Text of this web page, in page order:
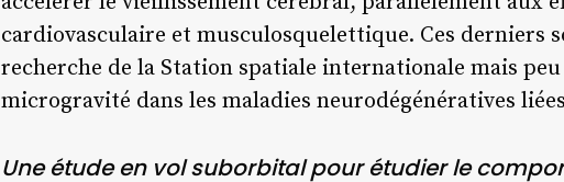
cardiovasculaire et musculosquelettique. Ces derniers
recherche de la Station spatiale internationale mais
microgravité dans les maladies neurodégénératives liées
Une étude en vol suborbital pour étudier le